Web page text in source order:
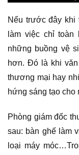
Nếu trước đây khi
làm việc chỉ
những buồng vệ
hơn. Đó là khi
thương mại hay
hứng sáng tạo cho
Phòng giám đốc
sau: bàn ghế làm
loại máy